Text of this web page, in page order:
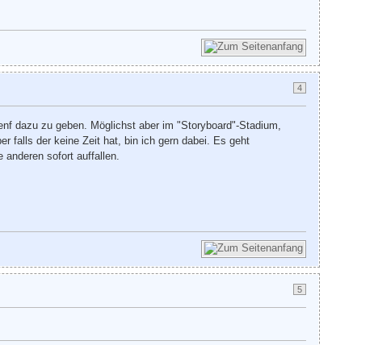
4
dazu zu geben. Möglichst aber im "Storyboard"-Stadium,
falls der keine Zeit hat, bin ich gern dabei. Es geht
anderen sofort auffallen.
5